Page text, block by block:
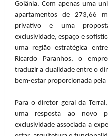
Goiânia. Com apenas uma
apartamentos de 273,66
privativo e uma
exclusividade, espaço e
uma região estratégica
Ricardo Paranhos, o
traduzir a dualidade entre o
bem-estar proporcionada
Para o diretor geral da
uma resposta ao novo
exclusividade associada a